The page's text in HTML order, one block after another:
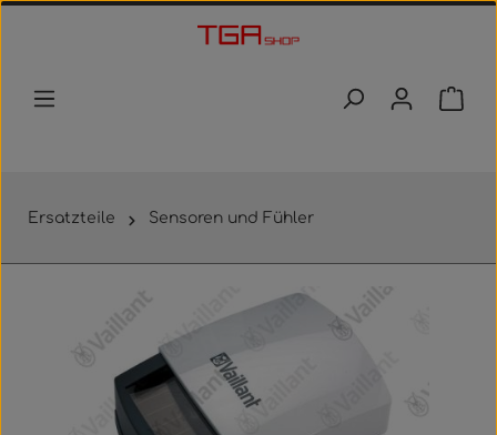
Zum Hauptinhalt springen
Ersatzteile Sensoren und Fühler